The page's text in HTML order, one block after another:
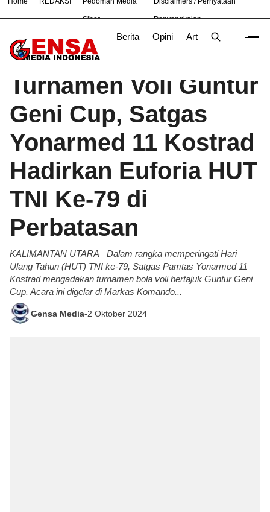
Siber Penyangkalan
Berita Opini Artikel
# Bekasi Nasional News OLAHRAGA TNI
Beranda/Berita
Turnamen Voli Guntur
Geni Cup, Satgas
Yonarmed 11 Kostrad
Hadirkan Euforia HUT
TNI Ke-79 di
Perbatasan
KALIMANTAN UTARA– Dalam rangka memperingati Hari
Ulang Tahun (HUT) TNI ke-79, Satgas Pamtas Yonarmed 11
Kostrad mengadakan turnamen bola voli bertajuk Guntur Geni
Cup. Acara ini digelar di Markas Komando...
Gensa Media-2 Oktober 2024